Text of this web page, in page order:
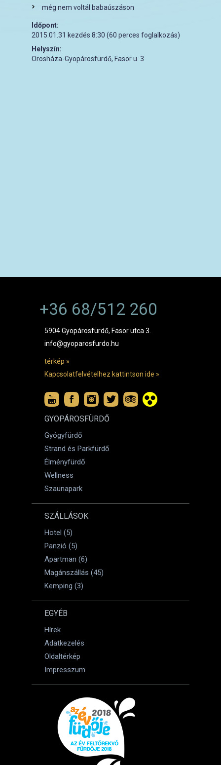
még nem voltál babaúszáson
Időpont:
2015.01.31 kezdés 8:30 (60 perces foglalkozás)
Helyszín:
Orosháza-Gyopárosfürdő, Fasor u. 3
+36 68/512 260
5904 Gyopárosfürdő, Fasor utca 3.
info@gyoparosfurdo.hu
térkép »
Kapcsolatfelvételhez kattintson ide »
GYOPÁROSFÜRDŐ
Gyógyfürdő
Strand és Parkfürdő
Élményfürdő
Wellness
Szaunapark
SZÁLLÁSOK
Hotel (5)
Panzió (5)
Apartman (6)
Magánszállás (45)
Kemping (3)
EGYÉB
Hírek
Adatkezelés
Oldaltérkép
Impresszum